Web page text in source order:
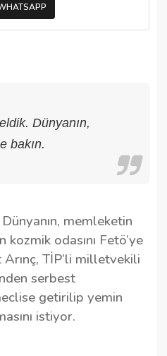
Dünyanın,
bakın.
memleketin
kozmik odasını Fetö’ye
TİP’li milletvekili
serbest
getirilip yemin
istiyor.